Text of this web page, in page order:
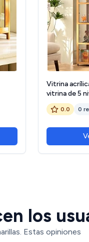
Vitrina
vitrina de 5
prueba de
curiosidades
amarilla (62
0.0 0
los
Estas opiniones